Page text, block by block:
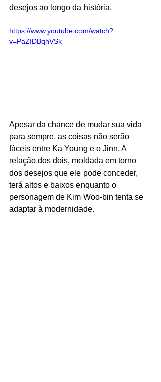
desejos ao longo da história.
https://www.youtube.com/watch?
v=PaZIDBqhVSk
Apesar da chance de mudar sua vida
para sempre, as coisas não serão
fáceis entre Ka Young e o Jinn. A
relação dos dois, moldada em torno
dos desejos que ele pode conceder,
terá altos e baixos enquanto o
personagem de Kim Woo-bin tenta se
adaptar à modernidade.